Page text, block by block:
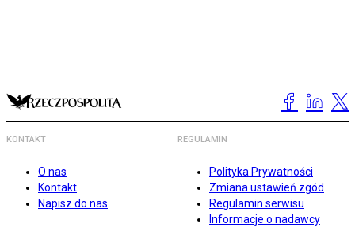
KONTAKT
O nas
Kontakt
Napisz do nas
REGULAMIN
Polityka Prywatności
Zmiana ustawień zgód
Regulamin serwisu
Informacje o nadawcy